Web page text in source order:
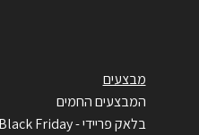
מבצעים
המבצעים החמים
בלאק פריידי - Black Friday